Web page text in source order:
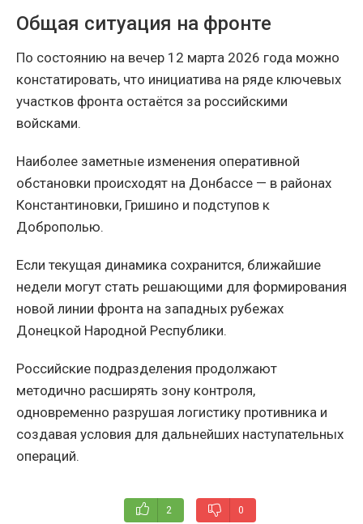
Общая ситуация на фронте
По состоянию на вечер 12 марта 2026 года можно
констатировать, что инициатива на ряде ключевых
участков фронта остаётся за российскими
войсками.
Наиболее заметные изменения оперативной
обстановки происходят на Донбассе — в районах
Константиновки, Гришино и подступов к
Доброполью.
Если текущая динамика сохранится, ближайшие
недели могут стать решающими для формирования
новой линии фронта на западных рубежах
Донецкой Народной Республики.
Российские подразделения продолжают
методично расширять зону контроля,
одновременно разрушая логистику противника и
создавая условия для дальнейших наступательных
операций.
2 0